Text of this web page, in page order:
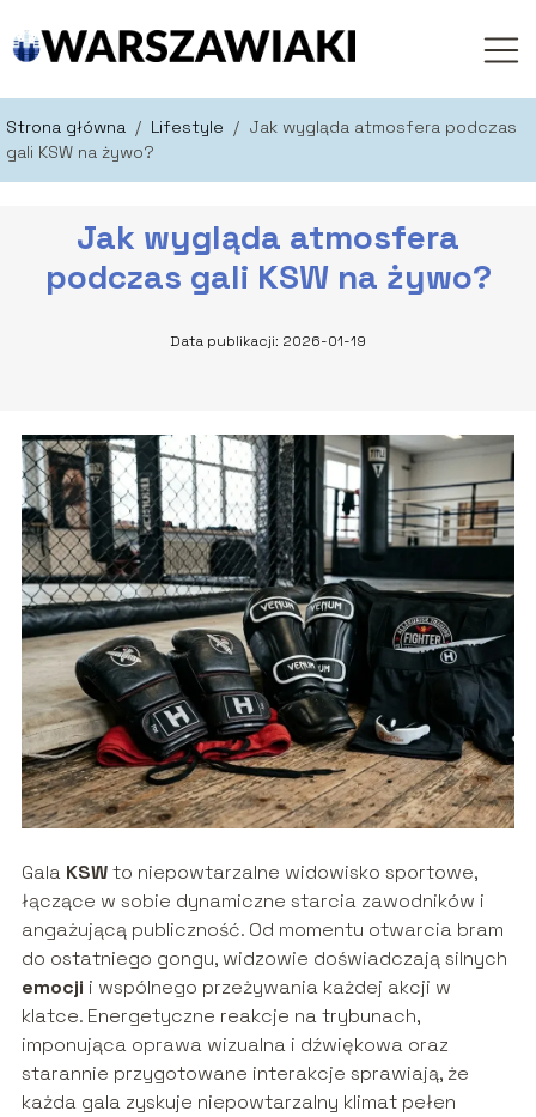
Strona główna / Lifestyle / Jak wygląda atmosfera podczas
gali KSW na żywo?
Jak wygląda atmosfera
podczas gali KSW na żywo?
Data publikacji: 2026-01-19
Gala KSWto niepowtarzalne widowisko sportowe,
łączące w sobie dynamiczne starcia zawodników i
angażującą publiczność. Od momentu otwarcia bram
do ostatniego gongu, widzowie doświadczają silnych
emocji i wspólnego przeżywania każdej akcji w
klatce. Energetyczne reakcje na trybunach,
imponująca oprawa wizualna i dźwiękowa oraz
starannie przygotowane interakcje sprawiają, że
każda gala zyskuje niepowtarzalny klimat pełen